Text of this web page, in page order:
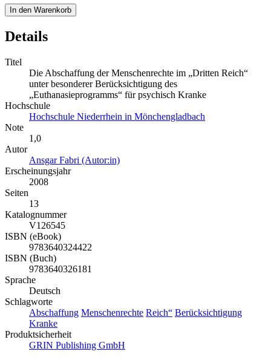
In den Warenkorb
Details
Titel
Die Abschaffung der Menschenrechte im „Dritten Reich“
unter besonderer Berücksichtigung des
„Euthanasieprogramms“ für psychisch Kranke
Hochschule
Hochschule Niederrhein in Mönchengladbach
Note
1,0
Autor
Ansgar Fabri (Autor:in)
Erscheinungsjahr
2008
Seiten
13
Katalognummer
V126545
ISBN (eBook)
9783640324422
ISBN (Buch)
9783640326181
Sprache
Deutsch
Schlagworte
Abschaffung Menschenrechte Reich“ Berücksichtigung
Kranke
Produktsicherheit
GRIN Publishing GmbH